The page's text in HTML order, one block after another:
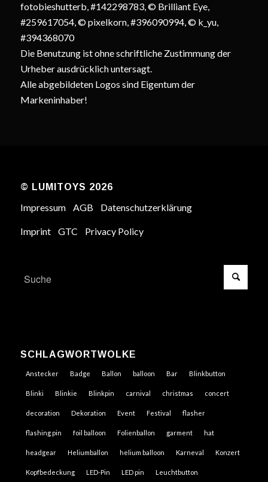
fotobieshutterb, #142298783, © Brilliant Eye,
#259617054, © pixelkorn, #396090994, © k_yu,
#394368070
Die Benutzung ist ohne schriftliche Zustimmung der
Urheber ausdrücklich untersagt.
Alle abgebildeten Logos sind Eigentum der
Markeninhaber!
© LUMITOYS 2026
Impressum AGB Datenschutzerklärung
Imprint GTC Privacy Policy
SCHLAGWORTWOLKE
Anstecker Badge Ballon balloon Bar Blinkbutton
Blinki Blinkie Blinkpin carnival christmas concert
decoration Dekoration Event Festival flasher
flashing pin foil balloon Folienballon garment hat
headgear Heliumballon helium balloon Karneval Konzert
Kopfbedeckung LED-Pin LED pin Leuchtbutton